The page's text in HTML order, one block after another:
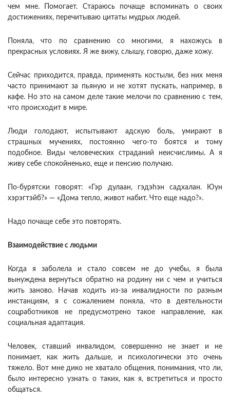
чем мне. Помогает. Стараюсь почаще вспоминать о своих
достижениях, перечитываю цитаты мудрых людей.
Поняла, что по сравнению со многими, я нахожусь в
прекрасных условиях. Я же вижу, слышу, говорю, даже хожу.
Сейчас приходится, правда, применять костыли, без них меня
часто принимают за пьяную и не хотят пускать, например, в
кафе. Но это на самом деле такие мелочи по сравнению с тем,
что происходит в мире.
Люди голодают, испытывают адскую боль, умирают в
страшных мучениях, постоянно чего-то боятся и тому
подобное. Виды человеческих страданий неисчислимы. А я
живу себе спокойненько, еще и пенсию получаю.
По-бурятски говорят: «Гэр дулаан, гэдэhэн садхалан. Юун
хэрэгтэйб?» — «Дома тепло, живот набит. Что еще надо?».
Надо почаще себе это повторять.
Взаимодействие с людьми
Когда я заболела и стало совсем не до учебы, я была
вынуждена вернуться обратно на родину ни с чем и учиться
жить заново. Начав ходить из-за инвалидности по разным
инстанциям, я с сожалением поняла, что в деятельности
соцработников не предусмотрено такое направление, как
социальная адаптация.
Человек, ставший инвалидом, совершенно не знает и не
понимает, как жить дальше, и психологически это очень
тяжело. Вот мне дико не хватало общения, понимания, что ли,
было интересно узнать о таких, как я, встретиться и просто
общаться.